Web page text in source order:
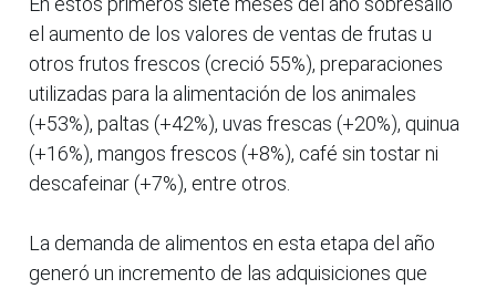
el aumento de los valores de ventas de frutas u
otros frutos frescos (creció 55%), preparaciones
utilizadas para la alimentación de los animales
(+53%), paltas (+42%), uvas frescas (+20%), quinua
(+16%), mangos frescos (+8%), café sin tostar ni
descafeinar (+7%), entre otros.
La demanda de alimentos en esta etapa del año
generó un incremento de las adquisiciones que